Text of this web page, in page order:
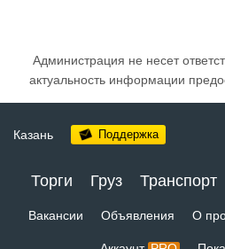
Администрация не несет
актуальность информации
Казань Поддержка
Торги Груз Транспорт
Вакансии Объявления О